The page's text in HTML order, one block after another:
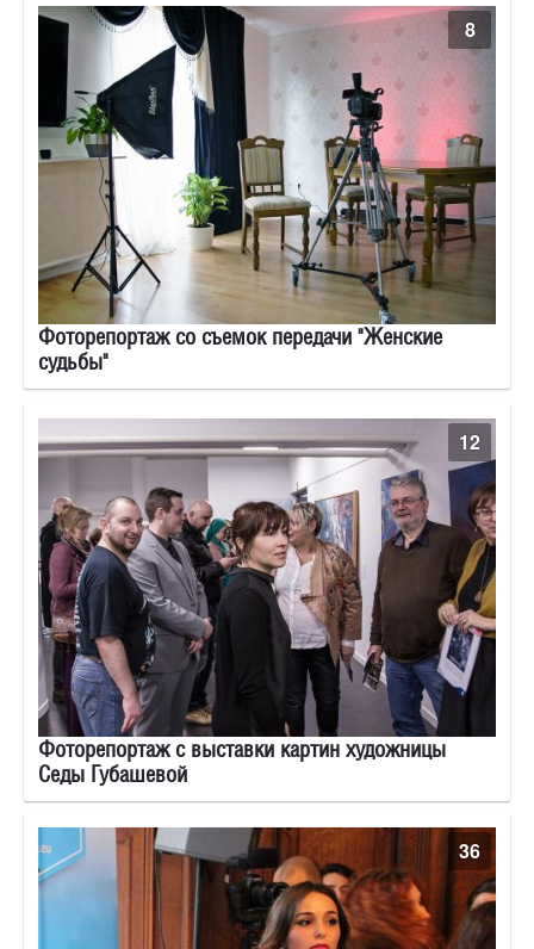
Фоторепортаж со съемок передачи "Женские
судьбы"
8
Фоторепортаж с выставки картин художницы
Седы Губашевой
12
36